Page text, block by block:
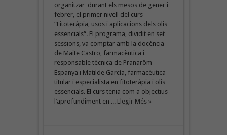
organitzar durant els mesos de gener i
febrer, el primer nivell del curs
“Fitoteràpia, usos i aplicacions dels olis
essencials“. El programa, dividit en set
sessions, va comptar amb la docència
de Maite Castro, farmacèutica i
responsable tècnica de Pranarôm
Espanya i Matilde García, farmacèutica
titular i especialista en fitoteràpia i olis
essencials. El curs tenia com a objectius
l’aprofundiment en ... Llegir Més »